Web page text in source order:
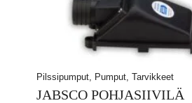
Pilssipumput, Pumput, Tarvikkeet
JABSCO POHJASIIVILÄ